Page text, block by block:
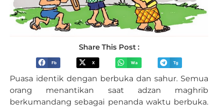
Share This Post :
Fb X Wa Tg
Puasa identik dengan berbuka dan sahur. Semua
orang menantikan saat adzan maghrib
berkumandang sebagai penanda waktu berbuka.